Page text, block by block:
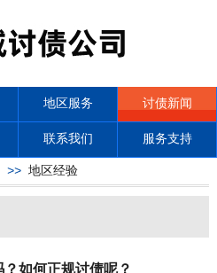
地区服务 讨债新闻
联系我们 服务支持
>> 地区经验